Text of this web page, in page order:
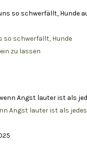
so schwerfällt, Hunde
zu lassen
Angst lauter ist als jedes